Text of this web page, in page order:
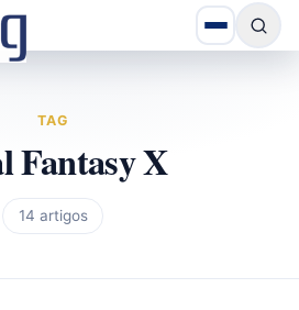
TAG
Fantasy X
14 artigos